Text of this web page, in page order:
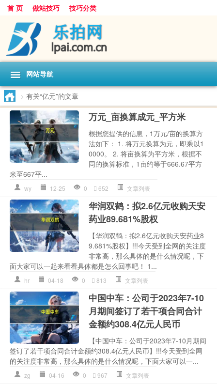
首 页 做站技巧 技巧分类
网站导航
> 有关“亿元”的文章
万元_亩换算成元_平方米
根据您提供的信息，1万元/亩的换算方
法如下： 1. 将万元换算为元，即乘以1
0000。 2. 将亩换算为平方米，根据不
同的换算标准，1亩约等于666.67平方
米至667平...
wy 12-25 0 652 文章列表
华润双鹤：拟2.6亿元收购天安
药业89.681%股权
【华润双鹤：拟2.6亿元收购天安药业8
9.681%股权】!!!今天受到全网的关注度
非常高，那么具体的是什么情况呢，下
面大家可以一起来看看具体都是怎么回事吧！ 1...
hr 04-18 0 813 文章列表
中国中车：公司于2023年7-10
月期间签订了若干项合同合计
金额约308.4亿元人民币
【中国中车：公司于2023年7-10月期间
签订了若干项合同合计金额约308.4亿元人民币】!!!今天受到全网
的关注度非常高，那么具体的是什么情况呢，下面大家可以一...
zg 04-16 0 967 文章列表